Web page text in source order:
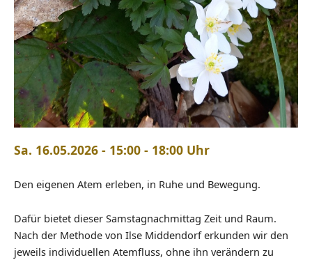
Sa. 16.05.2026 - 15:00 - 18:00 Uhr
Den eigenen Atem erleben, in Ruhe und Bewegung.
Dafür bietet dieser Samstagnachmittag Zeit und Raum.
Nach der Methode von Ilse Middendorf erkunden wir den
jeweils individuellen Atemfluss, ohne ihn verändern zu